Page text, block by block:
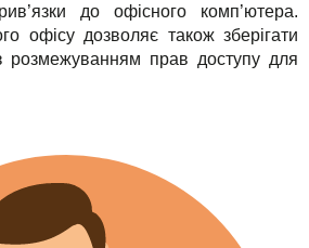
до офісного комп’ютера.
офісу дозволяє також зберігати
розмежуванням прав доступу для